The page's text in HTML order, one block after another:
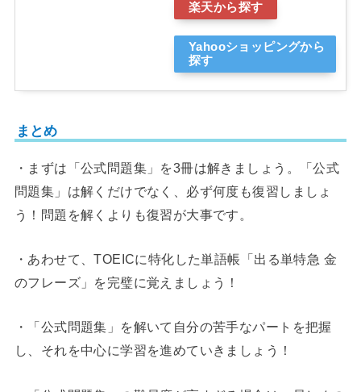
楽天から探す
Yahooショッピングから
探す
まとめ
・まずは「公式問題集」を3冊は解きましょう。「公式
問題集」は解くだけでなく、必ず何度も復習しましょ
う！問題を解くよりも復習が大事です。
・あわせて、TOEICに特化した単語帳「出る単特急 金
のフレーズ」を完璧に覚えましょう！
・「公式問題集」を解いて自分の苦手なパートを把握
し、それを中心に学習を進めていきましょう！